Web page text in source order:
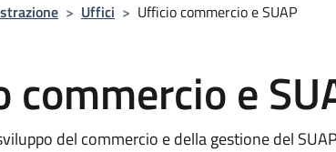
> Uffici > Ufficio commercio e SUAP
commercio e
del commercio e della gestione del SUAP